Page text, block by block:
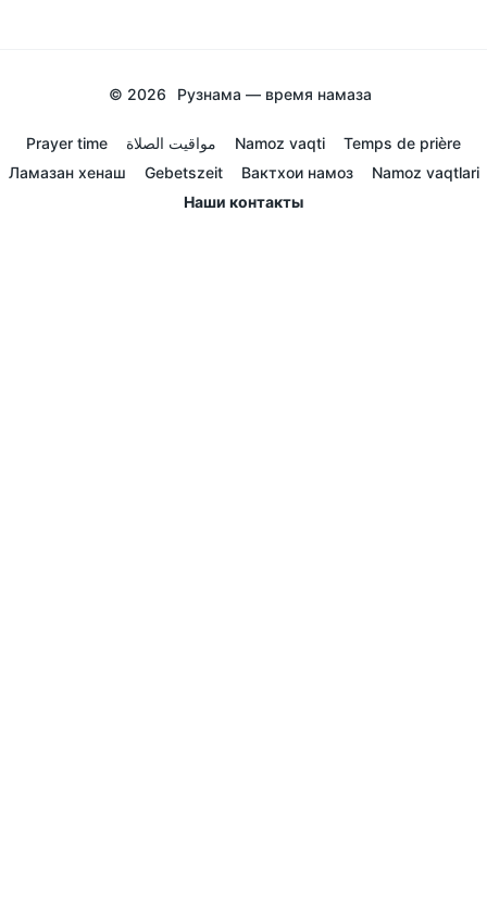
© 2026 Рузнама — время намаза
Prayer time مواقيت الصلاة Namoz vaqti
Temps de prière
Ламазан хенаш
Gebetszeit Вактхои намоз
Namoz vaqtlari
Наши контакты